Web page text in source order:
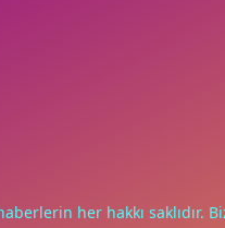
her hakkı saklıdır.